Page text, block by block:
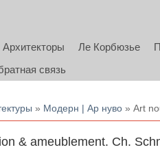
Архитекторы Ле Корбюзье
связь
» Модерн | Ар нуво » Art
& ameublement. Ch.